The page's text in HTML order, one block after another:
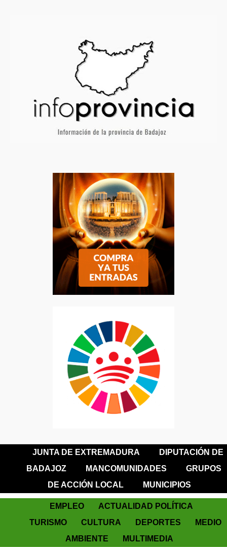
JUNTA DE EXTREMADURA
DIPUTACIÓN DE
BADAJOZ
MANCOMUNIDADES
GRUPOS
DE ACCIÓN LOCAL
MUNICIPIOS
EMPLEO
ACTUALIDAD POLÍTICA
TURISMO
CULTURA DEPORTES
MEDIO
AMBIENTE
MULTIMEDIA